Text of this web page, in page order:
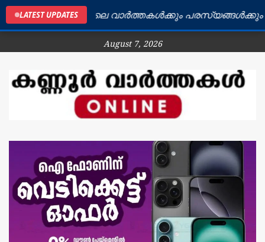
LATEST UPDATES
കണ്ണൂർ ജില്ലയിലെ വാർത്തകൾക്കും പരസ്യങ്ങൾക്കും
August 7, 2026